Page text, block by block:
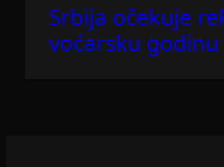
Srbija očekuje
voćarsku godinu